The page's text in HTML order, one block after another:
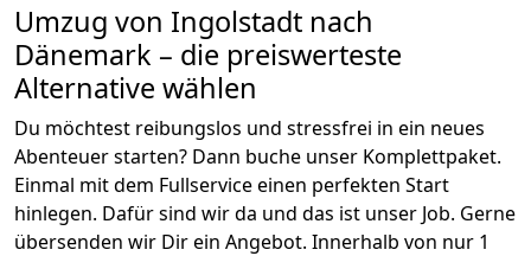
Umzug von Ingolstadt nach
Dänemark – die preiswerteste
Alternative wählen
Du möchtest reibungslos und stressfrei in ein neues
Abenteuer starten? Dann buche unser Komplettpaket.
Einmal mit dem Fullservice einen perfekten Start
hinlegen. Dafür sind wir da und das ist unser Job. Gerne
übersenden wir Dir ein Angebot. Innerhalb von nur 1